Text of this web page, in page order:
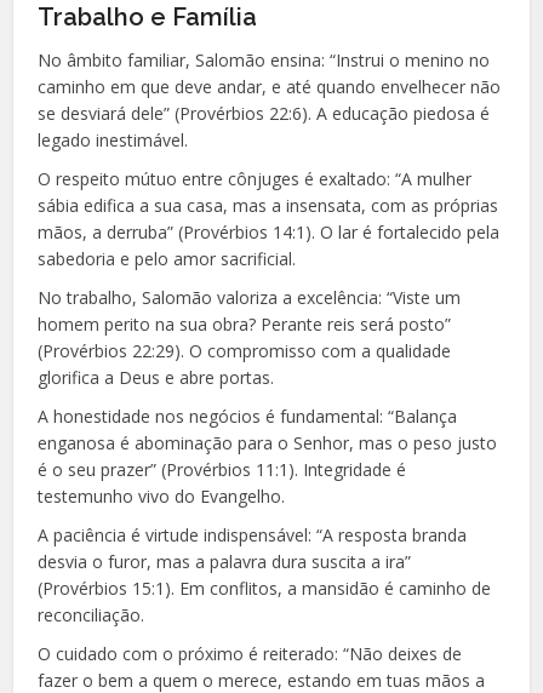
Trabalho e Família
No âmbito familiar, Salomão ensina: “Instrui o menino no
caminho em que deve andar, e até quando envelhecer não
se desviará dele” (Provérbios 22:6). A educação piedosa é
legado inestimável.
O respeito mútuo entre cônjuges é exaltado: “A mulher
sábia edifica a sua casa, mas a insensata, com as próprias
mãos, a derruba” (Provérbios 14:1). O lar é fortalecido pela
sabedoria e pelo amor sacrificial.
No trabalho, Salomão valoriza a excelência: “Viste um
homem perito na sua obra? Perante reis será posto”
(Provérbios 22:29). O compromisso com a qualidade
glorifica a Deus e abre portas.
A honestidade nos negócios é fundamental: “Balança
enganosa é abominação para o Senhor, mas o peso justo
é o seu prazer” (Provérbios 11:1). Integridade é
testemunho vivo do Evangelho.
A paciência é virtude indispensável: “A resposta branda
desvia o furor, mas a palavra dura suscita a ira”
(Provérbios 15:1). Em conflitos, a mansidão é caminho de
reconciliação.
O cuidado com o próximo é reiterado: “Não deixes de
fazer o bem a quem o merece, estando em tuas mãos a